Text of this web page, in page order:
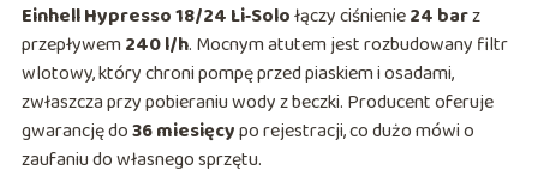
Einhell Hypresso 18/24 Li‑Solołączy ciśnienie24 barz
przepływem240 l/h. Mocnym atutem jest rozbudowany filtr
wlotowy, który chroni pompę przed piaskiem i osadami,
zwłaszcza przy pobieraniu wody z beczki. Producent oferuje
gwarancję do36 miesięcypo rejestracji, co dużo mówi o
zaufaniu do własnego sprzętu.